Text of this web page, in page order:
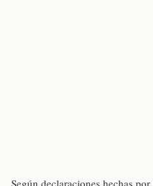
Según declaraciones hechas